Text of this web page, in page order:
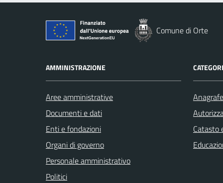
Comune di Orte
AMMINISTRAZIONE
Aree amministrative
Documenti e dati
Enti e fondazioni
Organi di governo
Personale amministrativo
Politici
Catasto